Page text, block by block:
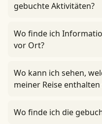
gebuchte Aktivitäten?
Wo finde ich
vor Ort?
Wo kann ich sehen,
meiner Reise enthalten
Wo finde ich die